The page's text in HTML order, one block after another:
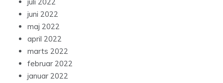
juni 2022
maj 2022
april 2022
marts 2022
februar 2022
januar 2022